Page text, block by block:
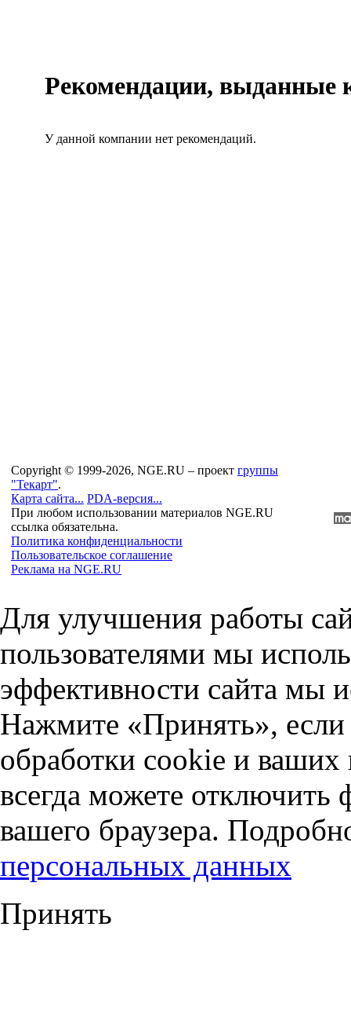
Рекомендации, выданные
У данной компании нет рекомендаций.
Copyright © 1999-2026, NGE.RU – проект группы
"Текарт".
Карта сайта... PDA-версия...
При любом использовании материалов NGE.RU
ссылка обязательна.
Политика конфиденциальности
Пользовательское соглашение
Реклама на NGE.RU
Для улучшения работы
пользователями мы
эффективности сайта мы
Нажмите «Принять», если
обработки cookie и
всегда можете отключить
вашего браузера.
персональных данных
Принять